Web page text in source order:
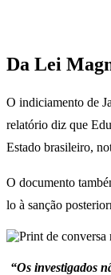
Da Lei
O indiciamento de
relatório diz que
Estado brasileiro,
O documento
lo à sanção
“Os investigados